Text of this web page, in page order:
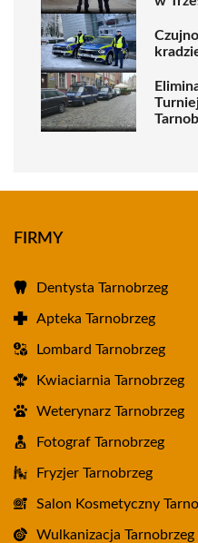
FIRMY
Dentysta Tarnobrzeg
Apteka Tarnobrzeg
Lombard Tarnobrzeg
Kwiaciarnia Tarnobrzeg
Weterynarz Tarnobrzeg
Fotograf Tarnobrzeg
Fryzjer Tarnobrzeg
Salon Kosmetyczny
Wulkanizacja Tarnobrzeg